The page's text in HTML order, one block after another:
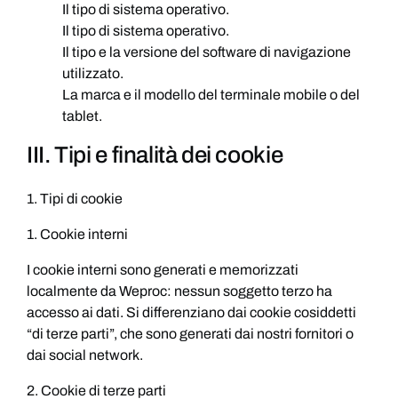
Il tipo di sistema operativo.
Il tipo di sistema operativo.
Il tipo e la versione del software di navigazione
utilizzato.
La marca e il modello del terminale mobile o del
tablet.
III. Tipi e finalità dei cookie
1. Tipi di cookie
1. Cookie interni
I cookie interni sono generati e memorizzati
localmente da Weproc: nessun soggetto terzo ha
accesso ai dati. Si differenziano dai cookie cosiddetti
“di terze parti”, che sono generati dai nostri fornitori o
dai social network.
2. Cookie di terze parti